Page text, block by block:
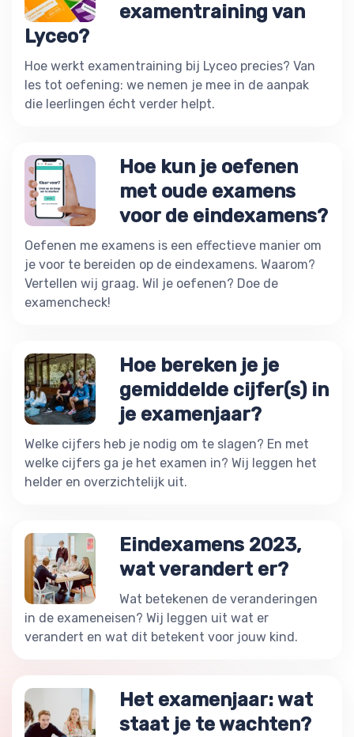
examentraining van
Lyceo?
Hoe werkt examentraining bij Lyceo precies? Van
les tot oefening: we nemen je mee in de aanpak
die leerlingen écht verder helpt.
Hoe kun je oefenen
met oude examens
voor de eindexamens?
Oefenen me examens is een effectieve manier om
je voor te bereiden op de eindexamens. Waarom?
Vertellen wij graag. Wil je oefenen? Doe de
examencheck!
Hoe bereken je je
gemiddelde cijfer(s) in
je examenjaar?
Welke cijfers heb je nodig om te slagen? En met
welke cijfers ga je het examen in? Wij leggen het
helder en overzichtelijk uit.
Eindexamens 2023,
wat verandert er?
Wat betekenen de veranderingen
in de exameneisen? Wij leggen uit wat er
verandert en wat dit betekent voor jouw kind.
Het examenjaar: wat
staat je te wachten?